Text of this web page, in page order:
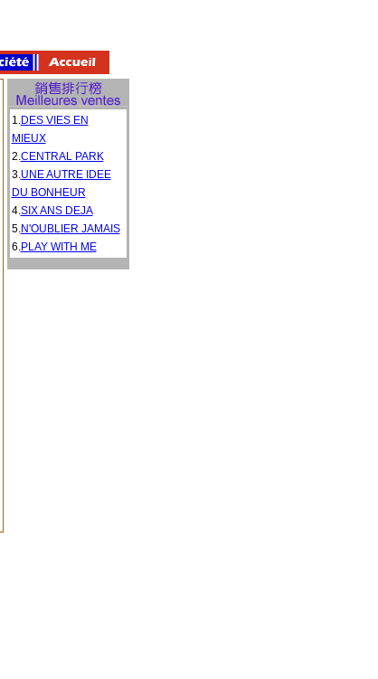
1.DES VIES EN
MIEUX
2.CENTRAL PARK
3.UNE AUTRE IDEE
DU BONHEUR
4.SIX ANS DEJA
5.N'OUBLIER JAMAIS
6.PLAY WITH ME